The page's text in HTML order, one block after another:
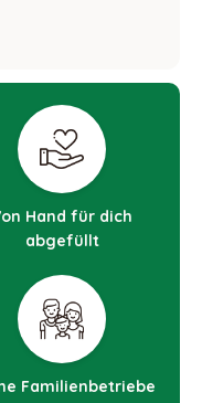
Hand für dich
abgefüllt
Familienbetriebe